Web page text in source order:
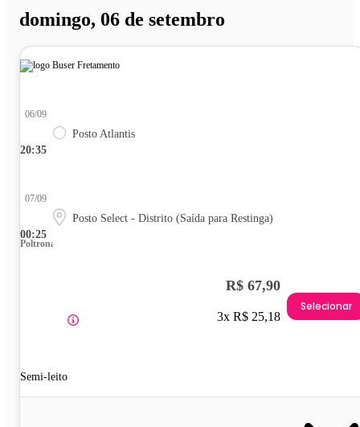
domingo, 06 de setembro
20:35
06/09
Posto Atlantis
00:25
07/09
Posto Select - Distrito (Saída para Restinga)
Poltrona
Semi-leito
R$ 67,90
3x R$ 25,18
Selecionar